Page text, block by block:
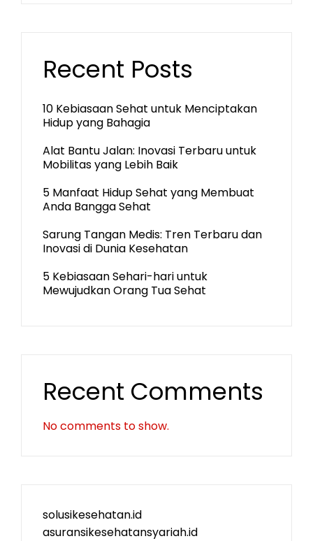
Recent Posts
10 Kebiasaan Sehat untuk Menciptakan
Hidup yang Bahagia
Alat Bantu Jalan: Inovasi Terbaru untuk
Mobilitas yang Lebih Baik
5 Manfaat Hidup Sehat yang Membuat
Anda Bangga Sehat
Sarung Tangan Medis: Tren Terbaru dan
Inovasi di Dunia Kesehatan
5 Kebiasaan Sehari-hari untuk
Mewujudkan Orang Tua Sehat
Recent Comments
No comments to show.
solusikesehatan.id
asuransikesehatansyariah.id